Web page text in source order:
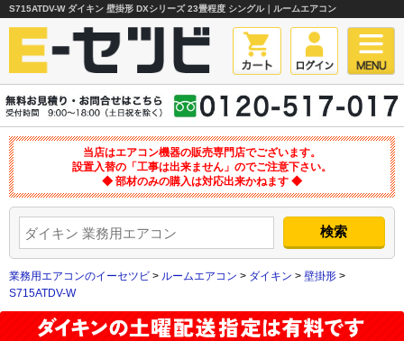
S715ATDV-W ダイキン 壁掛形 DXシリーズ 23畳程度 シングル｜ルームエアコン
当店はエアコン機器の販売専門店でございます。
設置入替の「工事は出来ません」のでご注意下さい。
◆ 部材のみの購入は対応出来かねます ◆
業務用エアコンのイーセツビ > ルームエアコン > ダイキン > 壁掛形 >
S715ATDV-W